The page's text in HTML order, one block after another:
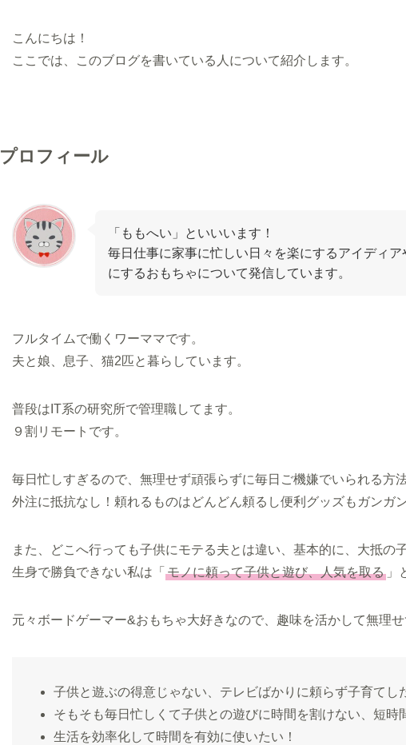
こんにちは！
ここでは、このブログを書いている人について紹介します。
プロフィール
「ももへい」といいいます！
毎日仕事に家事に忙しい日々を楽にするアイディ
にするおもちゃについて発信しています。
フルタイムで働くワーママです。
夫と娘、息子、猫2匹と暮らしています。
普段はIT系の研究所で管理職してます。
９割リモートです。
毎日忙しすぎるので、無理せず頑張らずに毎日ご機嫌でいられる方
外注に抵抗なし！頼れるものはどんどん頼るし便利グッズもガンガ
また、どこへ行っても子供にモテる夫とは違い、基本的に、大抵の
生身で勝負できない私は「 モノに頼って子供と遊び、人気を取る 」
元々ボードゲーマー&おもちゃ大好きなので、趣味を活かして無理
子供と遊ぶの得意じゃない、テレビばかりに頼らず子育てし
そもそも毎日忙しくて子供との遊びに時間を割けない、短時
生活を効率化して時間を有効に使いたい！